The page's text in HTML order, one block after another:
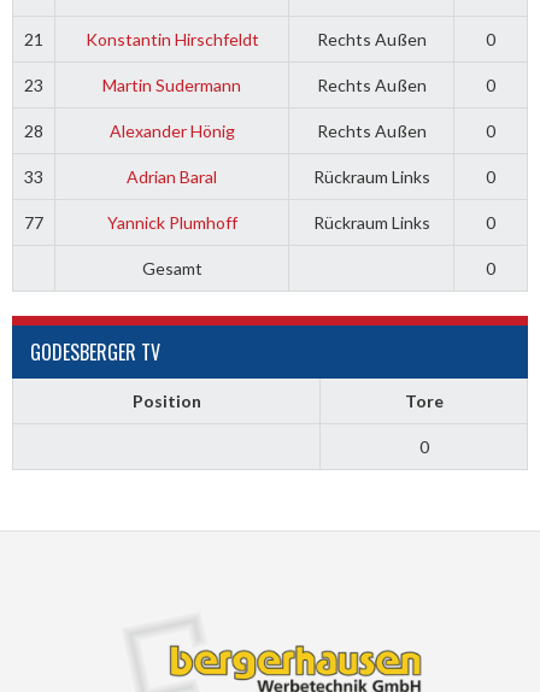
21 Konstantin Hirschfeldt Rechts Außen 0
23 Martin Sudermann Rechts Außen 0
28 Alexander Hönig Rechts Außen 0
33 Adrian Baral Rückraum Links 0
77 Yannick Plumhoff Rückraum Links 0
Gesamt 0
GODESBERGER TV
Position Tore
0